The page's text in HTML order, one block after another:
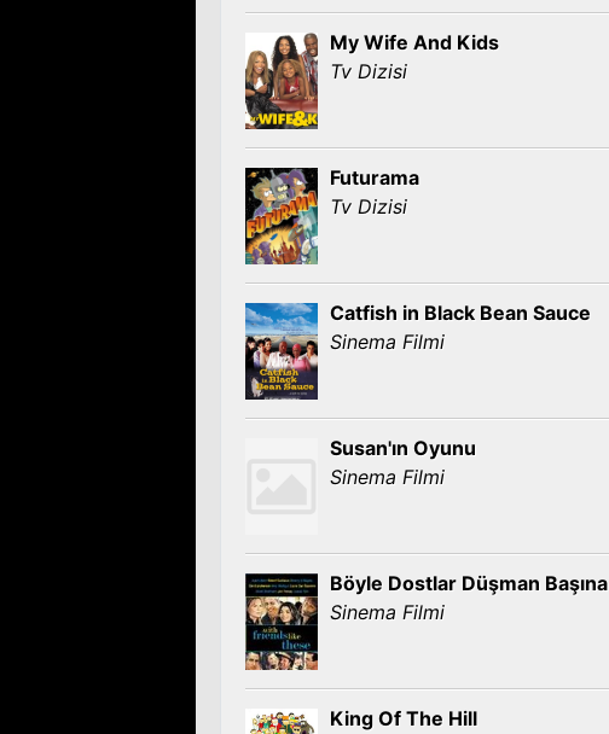
My Wife And Kids
Tv Dizisi
Futurama
Tv Dizisi
Catfish in Black Bean Sauce
Sinema Filmi
Susan'ın Oyunu
Sinema Filmi
Böyle Dostlar Düşman Başına
Sinema Filmi
King Of The Hill